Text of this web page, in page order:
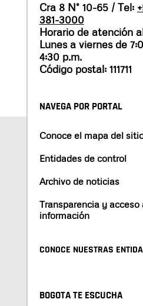
Cra 8 N° 10-65 / Tel:
381-3000
Horario de atención
Lunes a viernes de
4:30 p.m.
Código postal: 111711
NAVEGA POR PORTAL
Conoce el mapa del
Entidades de control
Archivo de noticias
Transparencia y acceso
información
CONOCE NUESTRAS
BOGOTA TE ESCUCHA